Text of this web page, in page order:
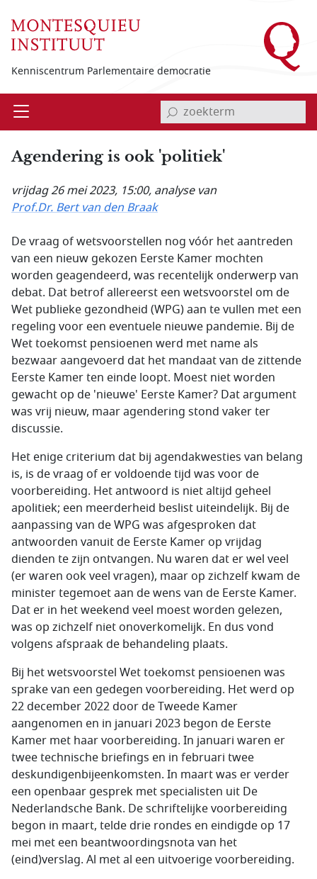
Kenniscentrum Parlementaire democratie
Open invoerveld zoekterm
Agendering is ook 'politiek'
vrijdag 26 mei 2023, 15:00, analyse van
Prof.Dr. Bert van den Braak
De vraag of wetsvoorstellen nog vóór het aantreden
van een nieuw gekozen Eerste Kamer mochten
worden geagendeerd, was recentelijk onderwerp van
debat. Dat betrof allereerst een wetsvoorstel om de
Wet publieke gezondheid (WPG) aan te vullen met een
regeling voor een eventuele nieuwe pandemie. Bij de
Wet toekomst pensioenen werd met name als
bezwaar aangevoerd dat het mandaat van de zittende
Eerste Kamer ten einde loopt. Moest niet worden
gewacht op de 'nieuwe' Eerste Kamer? Dat argument
was vrij nieuw, maar agendering stond vaker ter
discussie.
Het enige criterium dat bij agendakwesties van belang
is, is de vraag of er voldoende tijd was voor de
voorbereiding. Het antwoord is niet altijd geheel
apolitiek; een meerderheid beslist uiteindelijk. Bij de
aanpassing van de WPG was afgesproken dat
antwoorden vanuit de Eerste Kamer op vrijdag
dienden te zijn ontvangen. Nu waren dat er wel veel
(er waren ook veel vragen), maar op zichzelf kwam de
minister tegemoet aan de wens van de Eerste Kamer.
Dat er in het weekend veel moest worden gelezen,
was op zichzelf niet onoverkomelijk. En dus vond
volgens afspraak de behandeling plaats.
Bij het wetsvoorstel Wet toekomst pensioenen was
sprake van een gedegen voorbereiding. Het werd op
22 december 2022 door de Tweede Kamer
aangenomen en in januari 2023 begon de Eerste
Kamer met haar voorbereiding. In januari waren er
twee technische briefings en in februari twee
deskundigenbijeenkomsten. In maart was er verder
een openbaar gesprek met specialisten uit De
Nederlandsche Bank. De schriftelijke voorbereiding
begon in maart, telde drie rondes en eindigde op 17
mei met een beantwoordingsnota van het
(eind)verslag. Al met al een uitvoerige voorbereiding.